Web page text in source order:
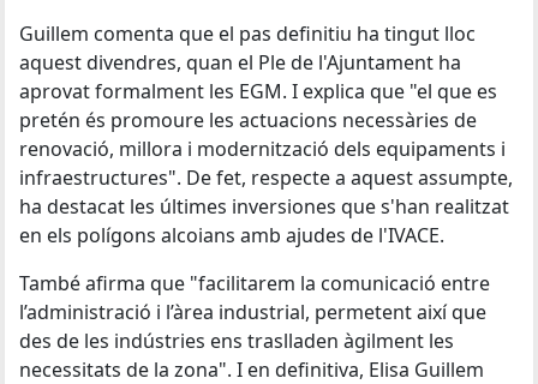
Guillem comenta que el pas definitiu ha tingut lloc
aquest divendres, quan el Ple de l'Ajuntament ha
aprovat formalment les EGM. I explica que "el que es
pretén és promoure les actuacions necessàries de
renovació, millora i modernització dels equipaments i
infraestructures". De fet, respecte a aquest assumpte,
ha destacat les últimes inversiones que s'han realitzat
en els polígons alcoians amb ajudes de l'IVACE.
També afirma que "facilitarem la comunicació entre
l’administració i l’àrea industrial, permetent així que
des de les indústries ens traslladen àgilment les
necessitats de la zona". I en definitiva, Elisa Guillem